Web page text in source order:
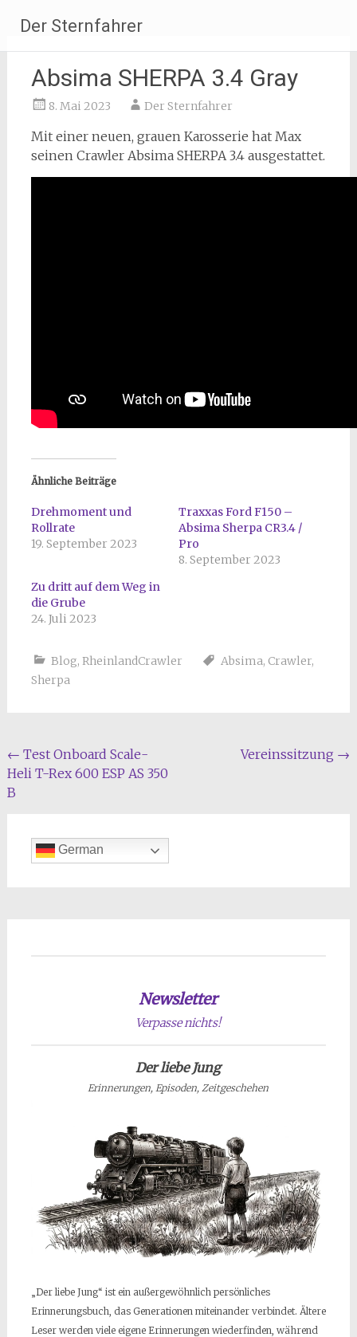
Inhalt
springen
Der Sternfahrer
Absima SHERPA 3.4 Gray
8. Mai 2023 Der Sternfahrer
Mit einer neuen, grauen Karosserie hat Max
seinen Crawler Absima SHERPA 3.4 ausgestattet.
Ähnliche Beiträge
Drehmoment und
Rollrate
19. September 2023
Traxxas Ford F150 –
Absima Sherpa CR3.4 /
Pro
8. September 2023
Zu dritt auf dem Weg in
die Grube
24. Juli 2023
Blog, RheinlandCrawler Absima, Crawler,
Sherpa
Beitragsnavigation
← Test Onboard Scale-
Heli T-Rex 600 ESP AS 350
B
Vereinssitzung →
German
Newsletter
Verpasse nichts!
Der liebe Jung
Erinnerungen, Episoden, Zeitgeschehen
„Der liebe Jung“ ist ein außergewöhnlich persönliches
Erinnerungsbuch, das Generationen miteinander verbindet. Ältere
Leser werden viele eigene Erinnerungen wiederfinden, während